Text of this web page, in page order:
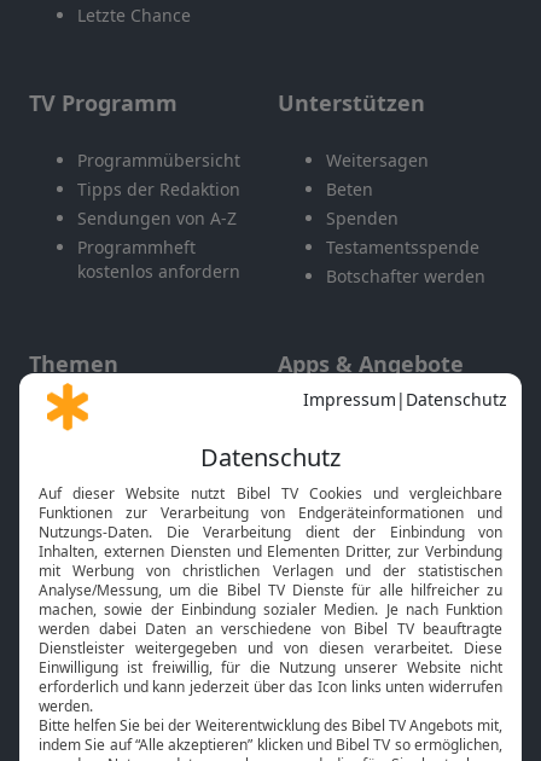
Letzte Chance
TV Programm
Programmübersicht
Tipps der Redaktion
Sendungen von A-Z
Programmheft
kostenlos anfordern
Unterstützen
Weitersagen
Beten
Spenden
Testamentsspende
Botschafter werden
Themen
Gott und Bibel erklärt
Neuigkeiten
Apps & Angebote
Mobile App
Smart TV
HbbTV
Bibelthek Online-Bibel
Nächster Gottesdienst
Bibel TV
Über uns
Service
Kontakt